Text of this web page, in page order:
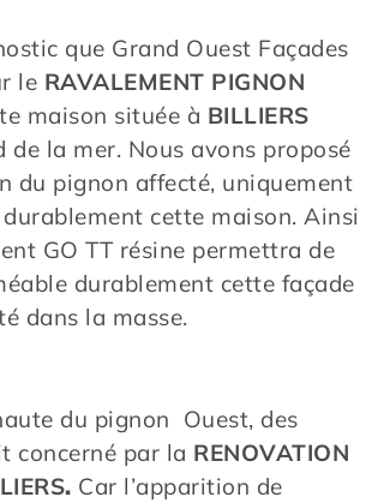
que Grand Ouest Façades
le RAVALEMENT PIGNON
maison située à BILLIERS
de la mer. Nous avons proposé
du pignon affecté, uniquement
cette maison. Ainsi
GO TT résine permettra de
durablement cette façade
dans la masse.
du pignon Ouest, des
concerné par la RENOVATION
. Car l’apparition de